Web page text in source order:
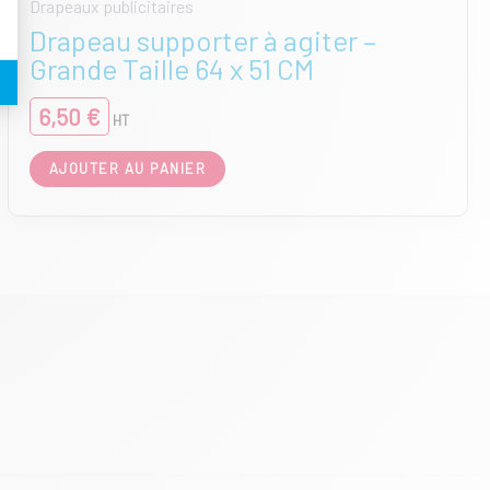
Drapeaux publicitaires
Drapeau supporter à agiter –
Grande Taille 64 x 51 CM
6,50 € HT
AJOUTER AU PANIER